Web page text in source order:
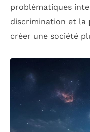
problématiques
discrimination et la
créer une société